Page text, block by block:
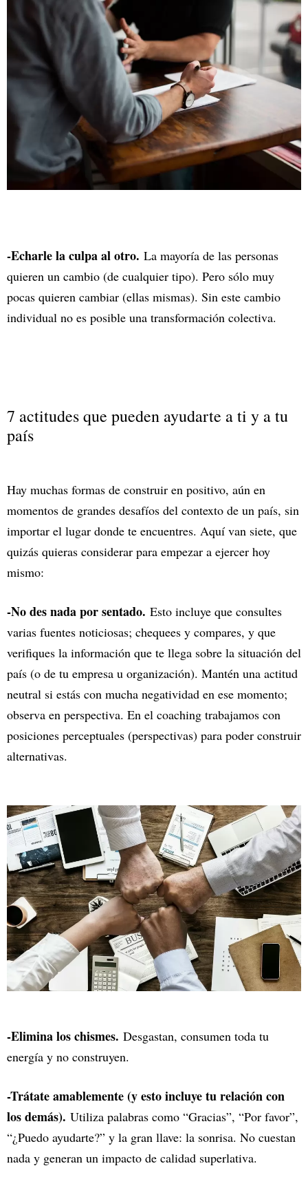
-Echarle la culpa al otro. La mayoría de las personas
quieren un cambio (de cualquier tipo). Pero sólo muy
pocas quieren cambiar (ellas mismas). Sin este cambio
individual no es posible una transformación colectiva.
7 actitudes que pueden ayudarte a ti y a tu
país
Hay muchas formas de construir en positivo, aún en
momentos de grandes desafíos del contexto de un país, sin
importar el lugar donde te encuentres. Aquí van siete, que
quizás quieras considerar para empezar a ejercer hoy
mismo:
-No des nada por sentado. Esto incluye que consultes
varias fuentes noticiosas; chequees y compares, y que
verifiques la información que te llega sobre la situación del
país (o de tu empresa u organización). Mantén una actitud
neutral si estás con mucha negatividad en ese momento;
observa en perspectiva. En el coaching trabajamos con
posiciones perceptuales (perspectivas) para poder construir
alternativas.
-Elimina los chismes. Desgastan, consumen toda tu
energía y no construyen.
-Trátate amablemente (y esto incluye tu relación con
los demás). Utiliza palabras como “Gracias”, “Por favor”,
“¿Puedo ayudarte?” y la gran llave: la sonrisa. No cuestan
nada y generan un impacto de calidad superlativa.